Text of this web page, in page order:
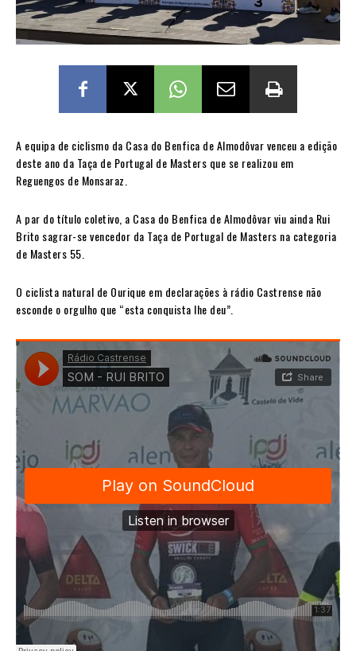
A equipa de ciclismo da Casa do Benfica de Almodôvar venceu a edição
deste ano da Taça de Portugal de Masters que se realizou em
Reguengos de Monsaraz.
A par do título coletivo, a Casa do Benfica de Almodôvar viu ainda Rui
Brito sagrar-se vencedor da Taça de Portugal de Masters na categoria
de Masters 55.
O ciclista natural de Ourique em declarações à rádio Castrense não
esconde o orgulho que “esta conquista lhe deu”.